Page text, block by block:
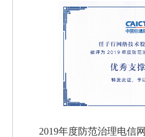
2019年度防范治理电信